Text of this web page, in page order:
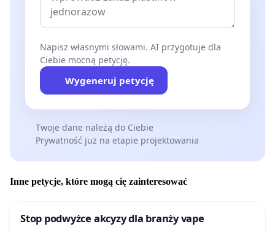
Napisz własnymi słowami. AI przygotuje dla
Ciebie mocną petycję.
Wygeneruj petycję
Twoje dane należą do Ciebie
Prywatność już na etapie projektowania
Inne petycje, które mogą cię zainteresować
Stop podwyżce akcyzy dla branży vape